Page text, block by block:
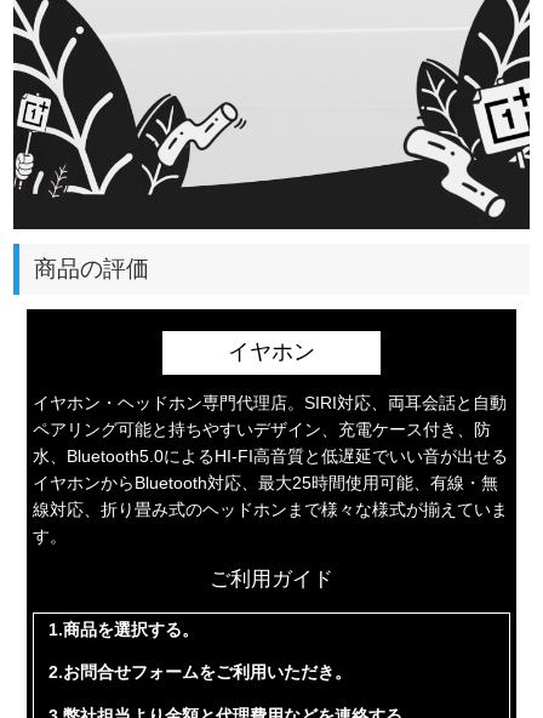
商品の評価
イヤホン
イヤホン・ヘッドホン専門代理店。SIRI対応、両耳会話と自動
ペアリング可能と持ちやすいデザイン、充電ケース付き、防
水、Bluetooth5.0によるHI-FI高音質と低遅延でいい音が出せる
イヤホンからBluetooth対応、最大25時間使用可能、有線・無
線対応、折り畳み式のヘッドホンまで様々な様式が揃えていま
す。
ご利用ガイド
1.商品を選択する。
2.お問合せフォームをご利用いただき。